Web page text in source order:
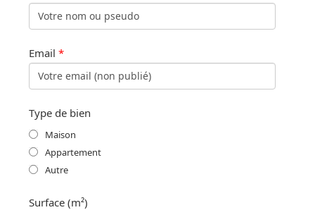
Email *
Type de bien
Maison
Appartement
Autre
Surface (m²)